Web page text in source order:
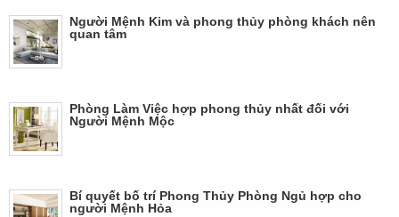
Người Mệnh Kim và phong thủy phòng khách nên
quan tâm
Phòng Làm Việc hợp phong thủy nhất đối với
Người Mệnh Mộc
Bí quyết bố trí Phong Thủy Phòng Ngủ hợp cho
người Mệnh Hỏa